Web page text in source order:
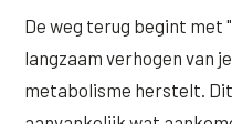
De weg terug begint met
langzaam verhogen van
metabolisme herstelt.